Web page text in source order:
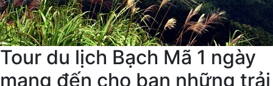
Tour du lịch Bạch Mã 1 ngày
mang đến cho bạn những trải